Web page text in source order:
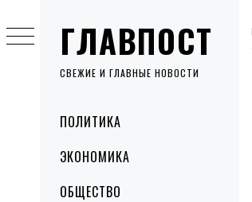
ГЛАВПОСТ
СВЕЖИЕ И ГЛАВНЫЕ НОВОСТИ
MenuПОЛИТИКА
ЭКОНОМИКА
ОБЩЕСТВО
to
content